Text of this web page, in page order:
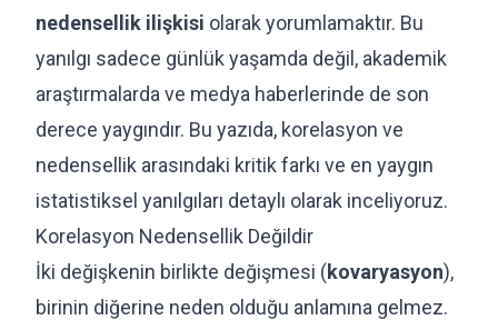
nedensellik ilişkisi olarak yorumlamaktır. Bu
yanılgı sadece günlük yaşamda değil, akademik
araştırmalarda ve medya haberlerinde de son
derece yaygındır. Bu yazıda, korelasyon ve
nedensellik arasındaki kritik farkı ve en yaygın
istatistiksel yanılgıları detaylı olarak inceliyoruz.
Korelasyon Nedensellik Değildir
İki değişkenin birlikte değişmesi (kovaryasyon),
birinin diğerine neden olduğu anlamına gelmez.